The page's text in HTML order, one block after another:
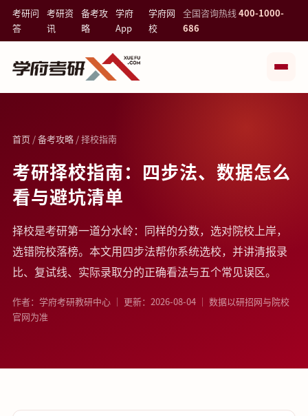
考研问
答
考研资
讯
备考攻
略
学府
App
学府网
校
全国咨询热线400-1000-
686
首页/备考攻略/ 择校指南
考研择校指南：四步法、数据怎么
看与避坑清单
择校是考研第一道分水岭：同样的分数，选对院校上岸，
选错院校落榜。本文用四步法帮你系统选校，并讲清报录
比、复试线、实际录取分的正确看法与五个常见误区。
作者：学府考研教研中心 ｜ 更新：2026-08-04 ｜ 数据以研招网与院校
官网为准